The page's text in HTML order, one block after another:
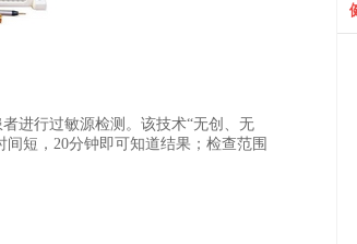
进行过敏源检测。该技术“无创、无
短，20分钟即可知道结果；检查范围